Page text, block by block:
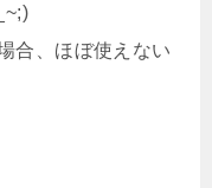
合、ほぼ使えない